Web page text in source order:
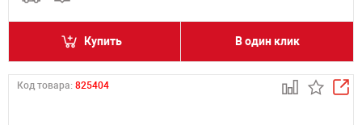
Купить В один клик
Код товара: 825404